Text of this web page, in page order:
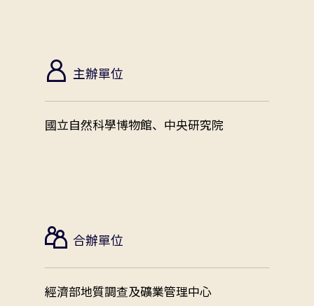
主辦單位
國立自然科學博物館、中央研究院
合辦單位
經濟部地質調查及礦業管理中心